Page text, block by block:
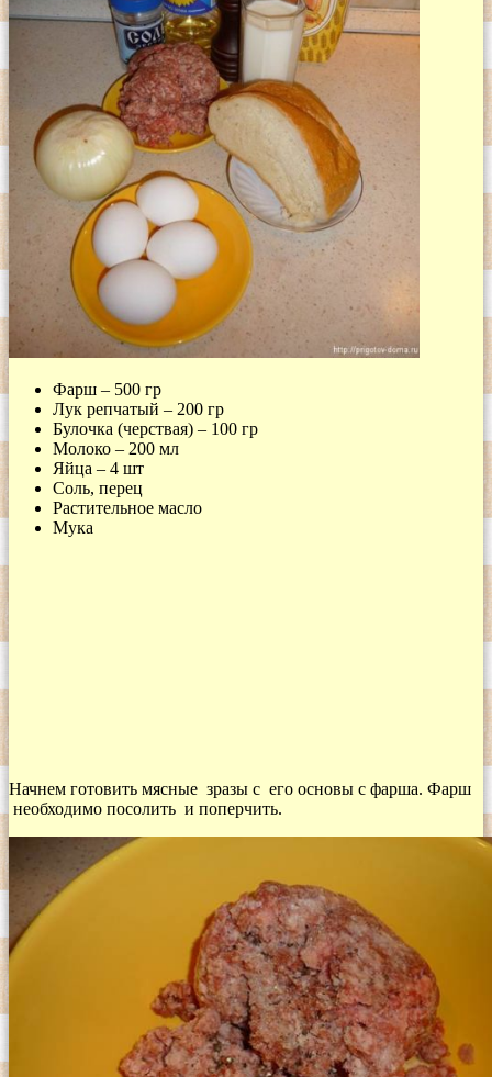
Фарш – 500 гр
Лук репчатый – 200 гр
Булочка (черствая) – 100 гр
Молоко – 200 мл
Яйца – 4 шт
Соль, перец
Растительное масло
Мука
Начнем готовить мясные зразы с его основы с фарша. Фарш
необходимо посолить и поперчить.